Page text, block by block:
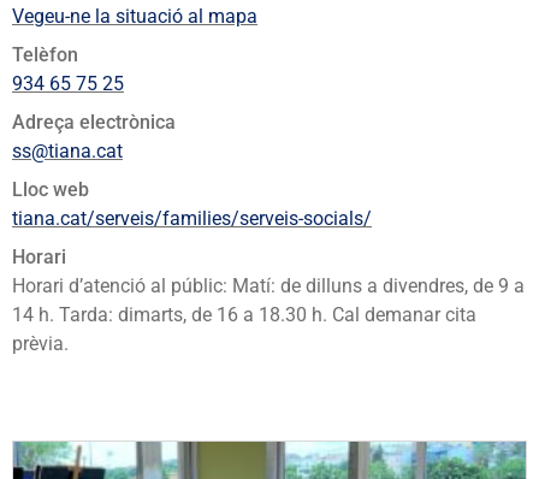
Vegeu-ne la situació al mapa
Telèfon
934 65 75 25
Adreça electrònica
ss@tiana.cat
Lloc web
tiana.cat/serveis/families/serveis-socials/
Horari
Horari d’atenció al públic: Matí: de dilluns a divendres, de 9 a
14 h. Tarda: dimarts, de 16 a 18.30 h. Cal demanar cita
prèvia.